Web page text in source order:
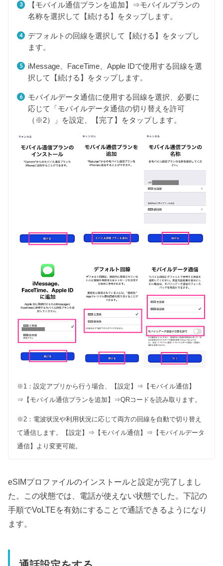
【モバイル通信プランを追加】⇒モバイルプランの
名称を選択して【続ける】をタップします。
デフォルトの回線を選択して【続ける】をタップし
ます。
iMessage、FaceTime、Apple IDで使用する回線を選
択して【続ける】をタップします。
モバイルデータ通信に使用する回線を選択、必要に
応じて「モバイルデータ通信の切り替えを許可
（※2）」を設定、【完了】をタップします。
※1：設定アプリから行う場合、【設定】⇒【モバイル通信】
⇒【モバイル通信プランを追加】⇒QRコードを読み取ります。
※2：電波状況や利用状況に応じて両方の回線を自動で切り替え
て通信します。【設定】⇒【モバイル通信】⇒【モバイルデータ
通信】より変更可能。
eSIMプロファイルのインストールと設定が完了しまし
た。この状態では、電話が使えない状態でした。下記の
手順でVoLTEを有効にすることで通話できるようになり
ます。